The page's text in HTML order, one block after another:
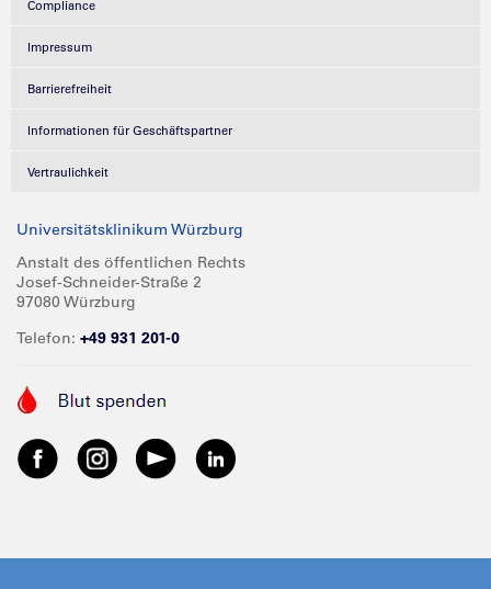
Compliance
Impressum
Barrierefreiheit
Informationen für Geschäftspartner
Vertraulichkeit
Universitätsklinikum Würzburg
Anstalt des öffentlichen Rechts
Josef-Schneider-Straße 2
97080 Würzburg
Telefon: +49 931 201-0